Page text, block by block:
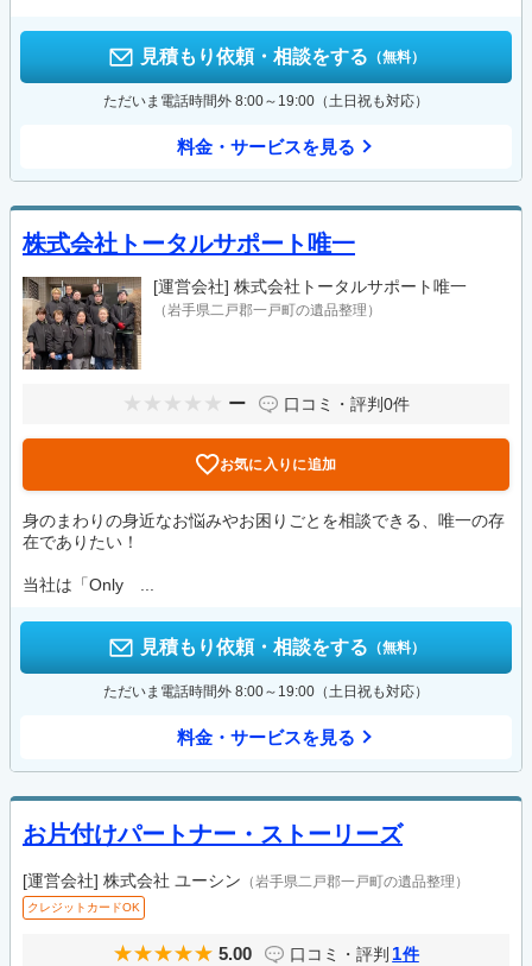
見積もり依頼・相談をする （無料）
ただいま電話時間外 8:00～19:00（土日祝も対応）
料金・サービスを見る
株式会社トータルサポート唯一
[運営会社] 株式会社トータルサポート唯一
（岩手県二戸郡一戸町の遺品整理）
ー 口コミ・評判0件
お気に入りに追加
身のまわりの身近なお悩みやお困りごとを相談できる、唯一の存
在でありたい！
当社は「Only ...
見積もり依頼・相談をする （無料）
ただいま電話時間外 8:00～19:00（土日祝も対応）
料金・サービスを見る
お片付けパートナー・ストーリーズ
[運営会社] 株式会社 ユーシン （岩手県二戸郡一戸町の遺品整理）
クレジットカードOK
5.00 口コミ・評判 1件